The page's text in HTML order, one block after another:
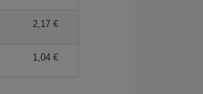
2,17 €
1,04 €